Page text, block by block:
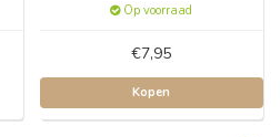
Op voorraad
€7,95
Kopen